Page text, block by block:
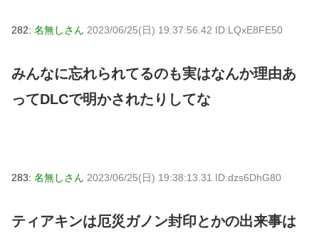
282: 名無しさん 2023/06/25(日) 19:37:56.42 ID:LQxE8FE50
みんなに忘れられてるのも実はなんか理由あ
ってDLCで明かされたりしてな
283: 名無しさん 2023/06/25(日) 19:38:13.31 ID:dzs6DhG80
ティアキンは厄災ガノン封印とかの出来事は